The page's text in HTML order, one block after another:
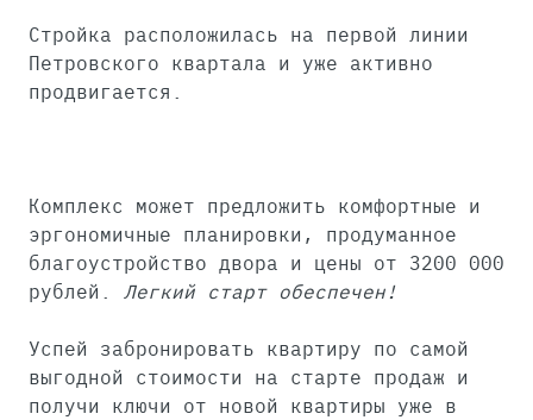
Стройка расположилась на первой линии
Петровского квартала и уже активно
продвигается.
Комплекс может предложить комфортные и
эргономичные планировки, продуманное
благоустройство двора и цены от 3200 000
рублей. Легкий старт обеспечен!
Успей забронировать квартиру по самой
выгодной стоимости на старте продаж и
получи ключи от новой квартиры уже в